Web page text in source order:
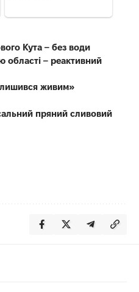
Кута – без води
області – реактивний
живим»
пряний сливовий